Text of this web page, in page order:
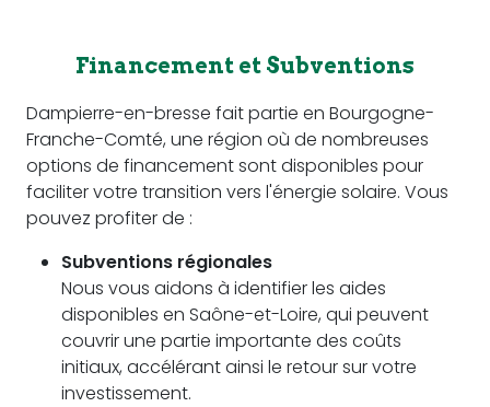
Financement et Subventions
Dampierre-en-bresse fait partie en Bourgogne-
Franche-Comté, une région où de nombreuses
options de financement sont disponibles pour
faciliter votre transition vers l'énergie solaire. Vous
pouvez profiter de :
Subventions régionales
Nous vous aidons à identifier les aides
disponibles en Saône-et-Loire, qui peuvent
couvrir une partie importante des coûts
initiaux, accélérant ainsi le retour sur votre
investissement.